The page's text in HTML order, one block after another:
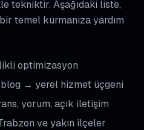
tekniktir. Aşağıdaki liste,
temel kurmanıza yardım
optimizasyon
→ yerel hizmet üçgeni
yorum, açık iletişim
ve yakın ilçeler